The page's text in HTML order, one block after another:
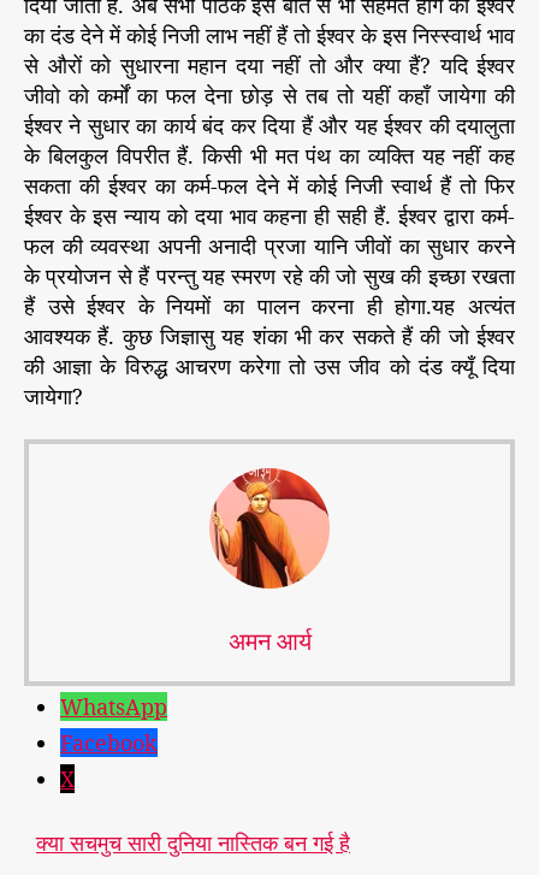
का दंड देने में कोई निजी लाभ नहीं हैं तो ईश्वर के इस निस्स्वार्थ भाव
से औरों को सुधारना महान दया नहीं तो और क्या हैं? यदि ईश्वर
जीवो को कर्मों का फल देना छोड़ से तब तो यहीं कहाँ जायेगा की
ईश्वर ने सुधार का कार्य बंद कर दिया हैं और यह ईश्वर की दयालुता
के बिलकुल विपरीत हैं. किसी भी मत पंथ का व्यक्ति यह नहीं कह
सकता की ईश्वर का कर्म-फल देने में कोई निजी स्वार्थ हैं तो फिर
ईश्वर के इस न्याय को दया भाव कहना ही सही हैं. ईश्वर द्वारा कर्म-
फल की व्यवस्था अपनी अनादी प्रजा यानि जीवों का सुधार करने
के प्रयोजन से हैं परन्तु यह स्मरण रहे की जो सुख की इच्छा रखता
हैं उसे ईश्वर के नियमों का पालन करना ही होगा.यह अत्यंत
आवश्यक हैं. कुछ जिज्ञासु यह शंका भी कर सकते हैं की जो ईश्वर
की आज्ञा के विरुद्ध आचरण करेगा तो उस जीव को दंड क्यूँ दिया
जायेगा?
अमन आर्य
WhatsApp
Facebook
X
क्या सचमुच सारी दुनिया नास्तिक बन गई है